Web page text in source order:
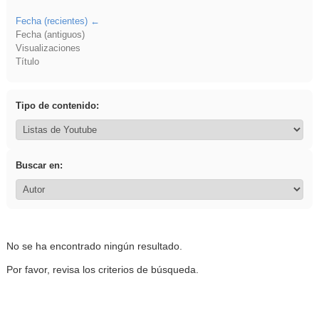
Fecha (recientes)
Fecha (antiguos)
Visualizaciones
Título
Tipo de contenido:
Buscar en:
No se ha encontrado ningún resultado.
Por favor, revisa los criterios de búsqueda.